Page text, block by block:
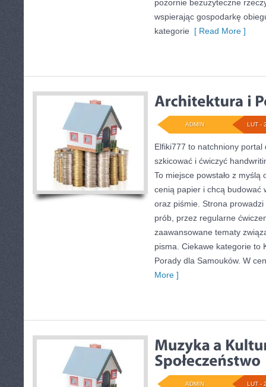
pozornie bezużyteczne
wspierając gospodarkę
kategorie [ Read More ]
LUT -
ADMIN
Elfiki777 to natchniony
szkicować i ćwiczyć
To miejsce powstało z
cenią papier i chcą budować
oraz piśmie. Strona
prób, przez regularne
zaawansowane tematy
pisma. Ciekawe kategorie to
Porady dla Samouków. W
More ]
LUT -
ADMIN